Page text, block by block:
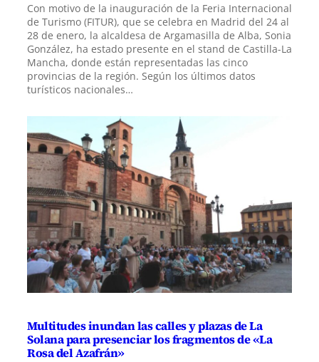
Con motivo de la inauguración de la Feria Internacional
de Turismo (FITUR), que se celebra en Madrid del 24 al
28 de enero, la alcaldesa de Argamasilla de Alba, Sonia
González, ha estado presente en el stand de Castilla-La
Mancha, donde están representadas las cinco
provincias de la región. Según los últimos datos
turísticos nacionales…
Multitudes inundan las calles y plazas de La
Solana para presenciar los fragmentos de «La
Rosa del Azafrán»